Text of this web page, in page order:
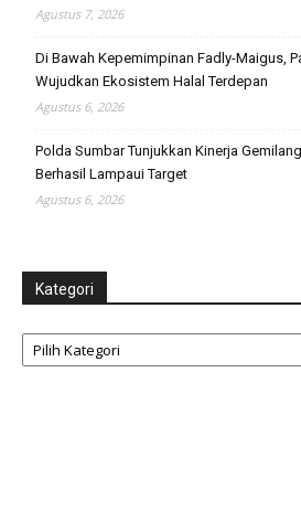
Agustus 7, 2026
Di Bawah Kepemimpinan Fadly-Maigus,
Wujudkan Ekosistem Halal Terdepan
Agustus 6, 2026
Polda Sumbar Tunjukkan Kinerja
Berhasil Lampaui Target
Agustus 6, 2026
Kategori
Kategori